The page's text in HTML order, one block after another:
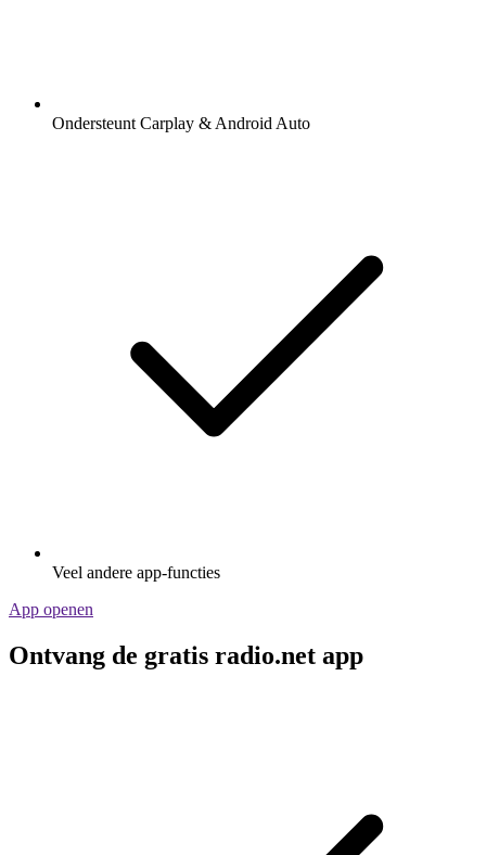
Ondersteunt Carplay & Android Auto
Veel andere app-functies
App openen
Ontvang de gratis radio.net app